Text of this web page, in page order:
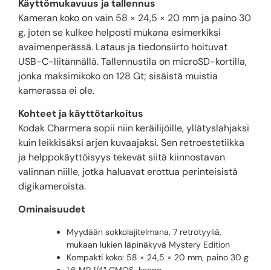
Käyttömukavuus ja tallennus
Kameran koko on vain 58 × 24,5 × 20 mm ja paino 30
g, joten se kulkee helposti mukana esimerkiksi
avaimenperässä. Lataus ja tiedonsiirto hoituvat
USB-C-liitännällä. Tallennustila on microSD-kortilla,
jonka maksimikoko on 128 Gt; sisäistä muistia
kamerassa ei ole.
Kohteet ja käyttötarkoitus
Kodak Charmera sopii niin keräilijöille, yllätyslahjaksi
kuin leikkisäksi arjen kuvaajaksi. Sen retroestetiikka
ja helppokäyttöisyys tekevät siitä kiinnostavan
valinnan niille, jotka haluavat erottua perinteisistä
digikameroista.
Ominaisuudet
Myydään sokkolajitelmana, 7 retrotyyliä,
mukaan lukien läpinäkyvä Mystery Edition
Kompakti koko: 58 × 24,5 × 20 mm, paino 30 g